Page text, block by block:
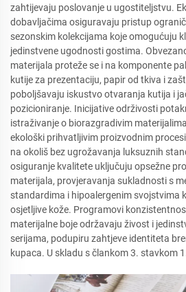
zahtijevaju poslovanje u ugostiteljstvu.
dobavljačima osiguravaju pristup
sezonskim kolekcijama koje omogućuju
jedinstvene ugodnosti gostima.
materijala proteže se i na komponente
kutije za prezentaciju, papir od tkiva i
poboljšavaju iskustvo otvaranja kutija i
pozicioniranje. Inicijative održivosti
istraživanje o biorazgradivim
ekološki prihvatljivim proizvodnim
na okoliš bez ugrožavanja luksuznih
osiguranje kvalitete uključuju opsežne
materijala, provjeravanja sukladnosti s
standardima i hipoalergenim svojstvima
osjetljive kože. Programovi
materijalne boje održavaju živost i
serijama, podupiru zahtjeve identiteta
kupaca. U skladu s člankom 3. stavkom